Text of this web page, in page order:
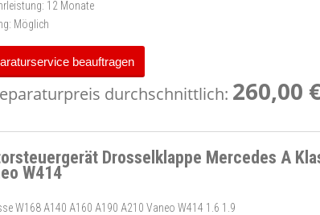
12 Monate
Möglich
beauftragen
durchschnittlich: 260,00
Drosselklappe Mercedes A
W414
W168 A140 A160 A190 A210 Vaneo W414 1.6 1.9